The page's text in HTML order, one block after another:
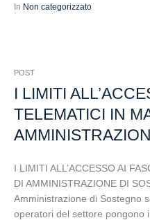
In Non categorizzato
POST
I LIMITI
TELEMATICI IN
I LIMITI ALL’ACCESSO AI
DI AMMINISTRAZIONE DI
Amministrazione di Sostegno
operatori del settore pongono